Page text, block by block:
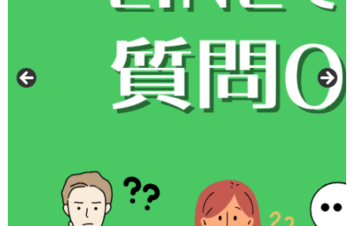
UNITED COLORS OF BENETTON
SHAUTLANT